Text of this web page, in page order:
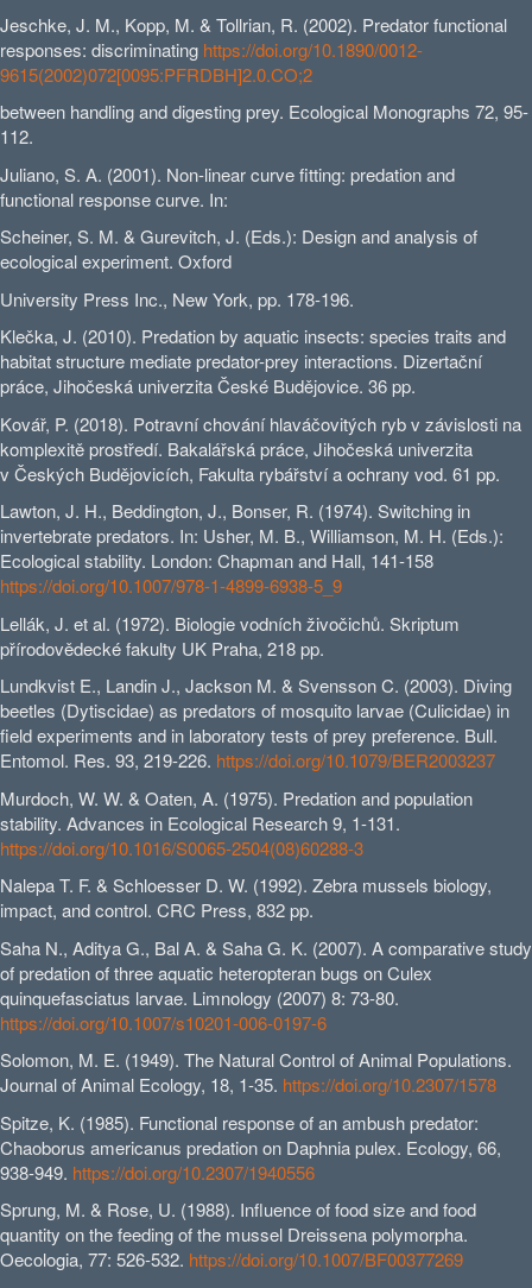
Jeschke, J. M., Kopp, M. & Tollrian, R. (2002). Predator functional
responses: discriminating https://doi.org/10.1890/0012-
9615(2002)072[0095:PFRDBH]2.0.CO;2
between handling and digesting prey. Ecological Monographs 72, 95-
112.
Juliano, S. A. (2001). Non-linear curve fitting: predation and
functional response curve. In:
Scheiner, S. M. & Gurevitch, J. (Eds.): Design and analysis of
ecological experiment. Oxford
University Press Inc., New York, pp. 178-196.
Klečka, J. (2010). Predation by aquatic insects: species traits and
habitat structure mediate predator-prey interactions. Dizertační
práce, Jihočeská univerzita České Budějovice. 36 pp.
Kovář, P. (2018). Potravní chování hlaváčovitých ryb v závislosti na
komplexitě prostředí. Bakalářská práce, Jihočeská univerzita
v Českých Budějovicích, Fakulta rybářství a ochrany vod. 61 pp.
Lawton, J. H., Beddington, J., Bonser, R. (1974). Switching in
invertebrate predators. In: Usher, M. B., Williamson, M. H. (Eds.):
Ecological stability. London: Chapman and Hall, 141-158
https://doi.org/10.1007/978-1-4899-6938-5_9
Lellák, J. et al. (1972). Biologie vodních živočichů. Skriptum
přírodovědecké fakulty UK Praha, 218 pp.
Lundkvist E., Landin J., Jackson M. & Svensson C. (2003). Diving
beetles (Dytiscidae) as predators of mosquito larvae (Culicidae) in
field experiments and in laboratory tests of prey preference. Bull.
Entomol. Res. 93, 219-226. https://doi.org/10.1079/BER2003237
Murdoch, W. W. & Oaten, A. (1975). Predation and population
stability. Advances in Ecological Research 9, 1-131.
https://doi.org/10.1016/S0065-2504(08)60288-3
Nalepa T. F. & Schloesser D. W. (1992). Zebra mussels biology,
impact, and control. CRC Press, 832 pp.
Saha N., Aditya G., Bal A. & Saha G. K. (2007). A comparative study
of predation of three aquatic heteropteran bugs on Culex
quinquefasciatus larvae. Limnology (2007) 8: 73-80.
https://doi.org/10.1007/s10201-006-0197-6
Solomon, M. E. (1949). The Natural Control of Animal Populations.
Journal of Animal Ecology, 18, 1-35. https://doi.org/10.2307/1578
Spitze, K. (1985). Functional response of an ambush predator:
Chaoborus americanus predation on Daphnia pulex. Ecology, 66,
938-949. https://doi.org/10.2307/1940556
Sprung, M. & Rose, U. (1988). Influence of food size and food
quantity on the feeding of the mussel Dreissena polymorpha.
Oecologia, 77: 526-532. https://doi.org/10.1007/BF00377269